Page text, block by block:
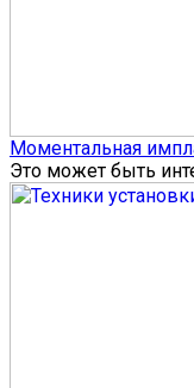
Моментальная
Это может быть